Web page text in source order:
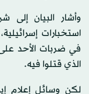
وأشار البيان
استخبارات
في ضربات الأحد
الذي قتلوا فيه.
لكن وسائل إعلام